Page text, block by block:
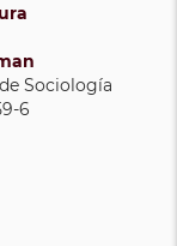
Sociología
6